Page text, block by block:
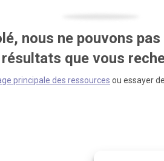
nous ne pouvons
résultats que vous
principale des ressources ou essayer